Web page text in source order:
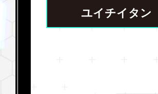
ユイチイタン